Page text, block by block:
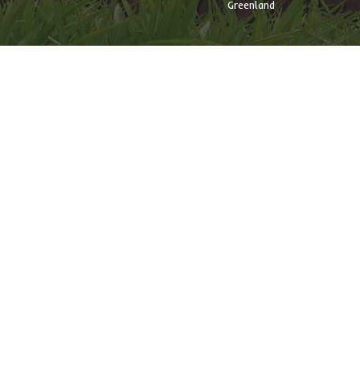
Greenland